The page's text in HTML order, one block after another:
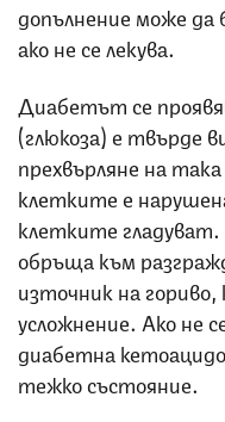
допълнение може
ако не се лекува.
Диабетът се
(глюкоза) е твърде
прехвърляне на
клетките е
клетките
обръща към
източник на
усложнение. Ако не
диабетна
тежко състояние.